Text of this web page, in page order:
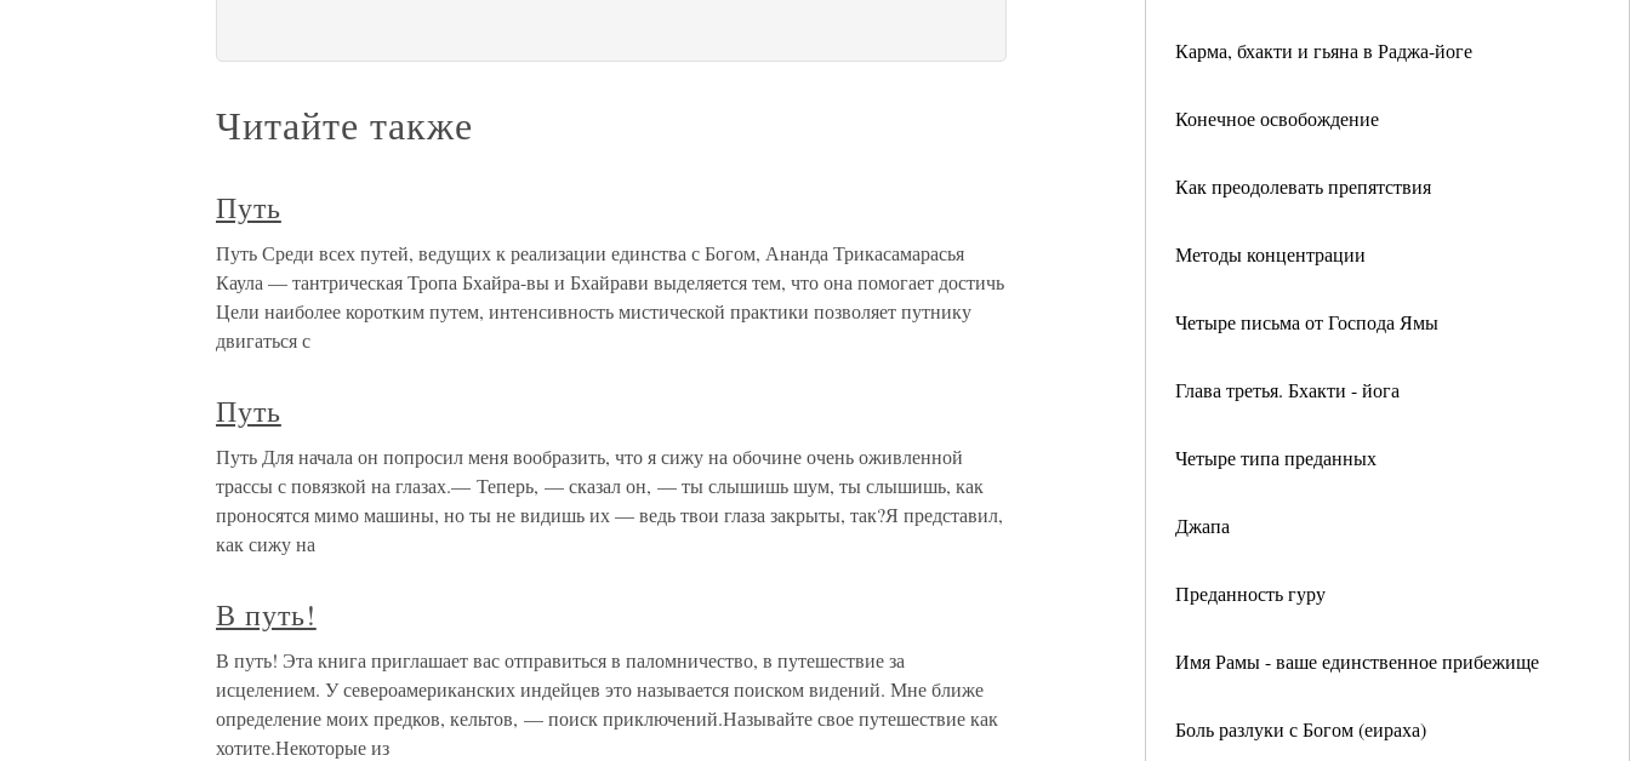
Карма, бхакти и гьяна в Раджа-йоге
Конечное освобождение
Как преодолевать препятствия
Методы концентрации
Четыре письма от Господа Ямы
Глава третья. Бхакти - йога
Четыре типа преданных
Джапа
Преданность гуру
Имя Рамы - ваше единственное прибежище
Боль разлуки с Богом (еираха)
Читайте также
Путь
Путь Среди всех путей, ведущих к реализации единства с Богом, Ананда Трикасамарасья
Каула — тантрическая Тропа Бхайра-вы и Бхайрави выделяется тем, что она помогает достичь
Цели наиболее коротким путем, интенсивность мистической практики позволяет путнику
двигаться с
Путь
Путь Для начала он попросил меня вообразить, что я сижу на обочине очень оживленной
трассы с повязкой на глазах.— Теперь, — сказал он, — ты слышишь шум, ты слышишь, как
проносятся мимо машины, но ты не видишь их — ведь твои глаза закрыты, так?Я представил,
как сижу на
В путь!
В путь! Эта книга приглашает вас отправиться в паломничество, в путешествие за
исцелением. У североамериканских индейцев это называется поиском видений. Мне ближе
определение моих предков, кельтов, — поиск приключений.Называйте свое путешествие как
хотите.Некоторые из